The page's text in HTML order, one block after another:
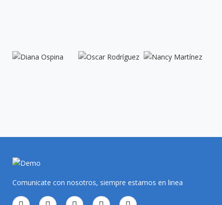
Comunicate con nosotros, siempre estamos en linea